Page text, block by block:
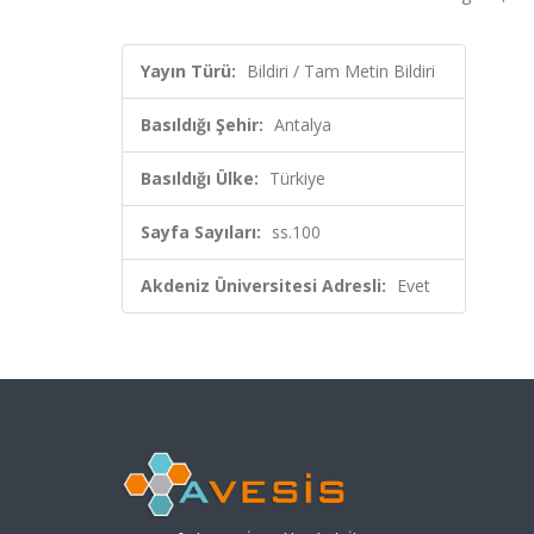
Yayın Türü: Bildiri / Tam Metin Bildiri
Basıldığı Şehir: Antalya
Basıldığı Ülke: Türkiye
Sayfa Sayıları: ss.100
Akdeniz Üniversitesi Adresli: Evet